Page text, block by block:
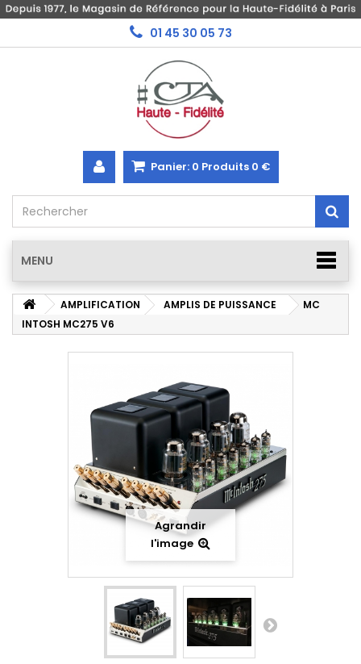
01 45 30 05 73
Panier: 0 Produits 0 €
MENU
AMPLIFICATION AMPLIS DE PUISSANCE
MC
INTOSH MC275 V6
Agrandir
l'image